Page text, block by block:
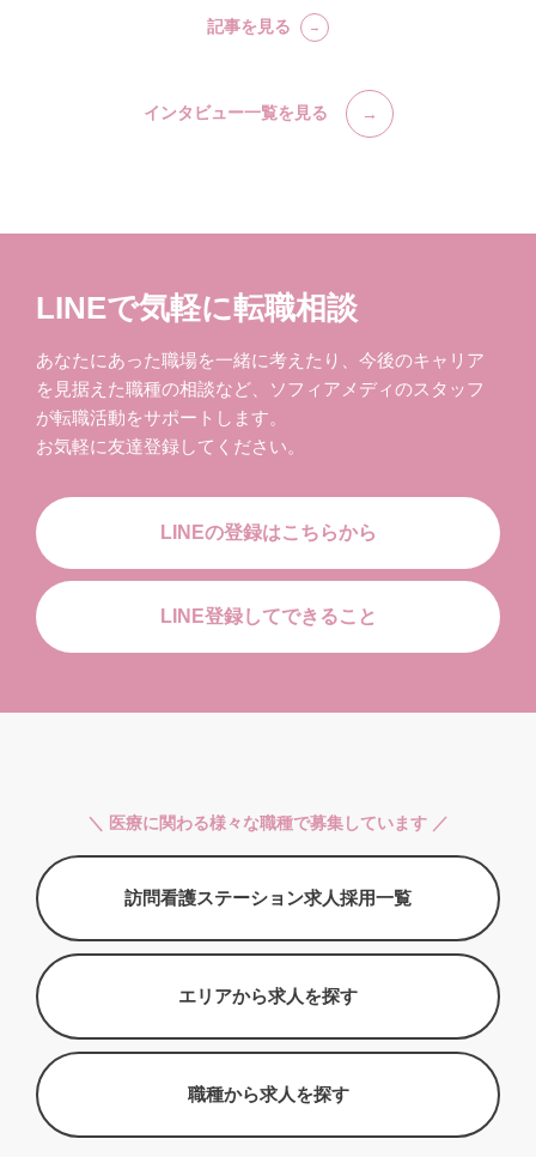
記事を見る
インタビュー一覧を見る
LINEで気軽に転職相談
あなたにあった職場を一緒に考えたり、今後のキャリア
を見据えた職種の相談など、ソフィアメディのスタッフ
が転職活動をサポートします。
お気軽に友達登録してください。
LINEの登録はこちらから
LINE登録してできること
＼ 医療に関わる様々な職種で募集しています ／
訪問看護ステーション求人採用一覧
エリアから求人を探す
職種から求人を探す